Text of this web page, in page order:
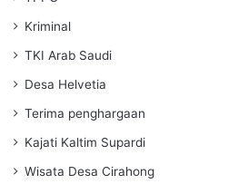
Kriminal
TKI Arab Saudi
Desa Helvetia
Terima penghargaan
Kajati Kaltim Supardi
Wisata Desa Cirahong